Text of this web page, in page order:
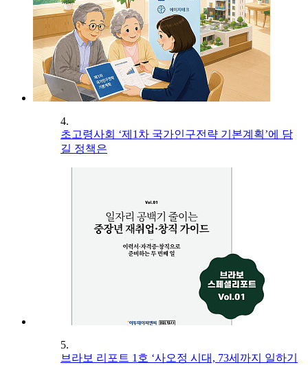
4.
초고령사회 ‘제1차 국가인구전략 기본계획’에 담
길 정책은
5.
브라보 리포트 1호 ‘사오정 시대, 73세까지 일하기